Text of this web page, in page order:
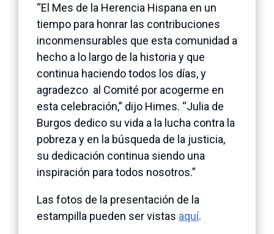
“El Mes de la Herencia Hispana en un
tiempo para honrar las contribuciones
inconmensurables que esta comunidad a
hecho a lo largo de la historia y que
continua haciendo todos los días, y
agradezco al Comité por acogerme en
esta celebración,” dijo Himes. “Julia de
Burgos dedico su vida a la lucha contra la
pobreza y en la búsqueda de la justicia,
su dedicación continua siendo una
inspiración para todos nosotros.”
Las fotos de la presentación de la
estampilla pueden ser vistas aquí.